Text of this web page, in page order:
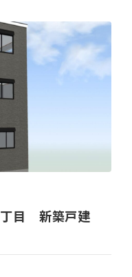
丁目 新築戸建